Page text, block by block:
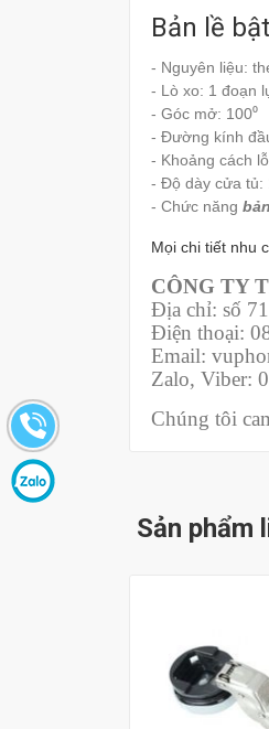
Bản lề
- Nguyên liệu:
- Lò xo: 1 đoạn
- Góc mở: 100⁰
- Đường kính
- Khoảng cách
- Độ dày cửa tủ:
- Chức năng
Mọi chi tiết nhu
CÔNG TY
Địa chỉ: số
Điện thoại:
Email:
Zalo, Viber:
Chúng tôi
Sản phẩm